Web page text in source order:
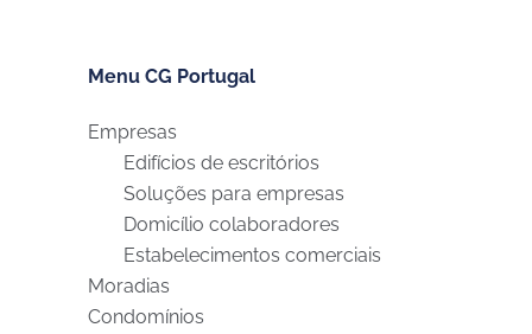
Menu CG Portugal
Empresas
Edifícios de escritórios
Soluções para empresas
Domicílio colaboradores
Estabelecimentos comerciais
Moradias
Condomínios